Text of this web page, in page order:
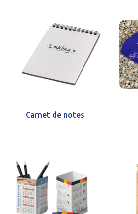
Carnet de notes